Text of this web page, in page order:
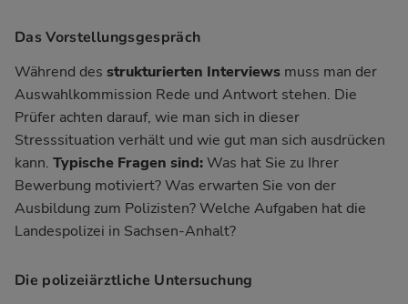
Das Vorstellungsgespräch
Während des strukturierten Interviews muss man der
Auswahlkommission Rede und Antwort stehen. Die
Prüfer achten darauf, wie man sich in dieser
Stresssituation verhält und wie gut man sich ausdrücken
kann. Typische Fragen sind:Was hat Sie zu Ihrer
Bewerbung motiviert? Was erwarten Sie von der
Ausbildung zum Polizisten? Welche Aufgaben hat die
Landespolizei in Sachsen-Anhalt?
Die polizeiärztliche Untersuchung